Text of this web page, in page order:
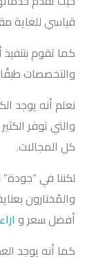
قياسي للغاية
كما تقوم
والتخصصات طبقًا
نعلم أنه يوجد
والتي توفر
كل المجالات.
لكننا في
والمٌختارون
أفضل سعر و
كما أنه يوجد